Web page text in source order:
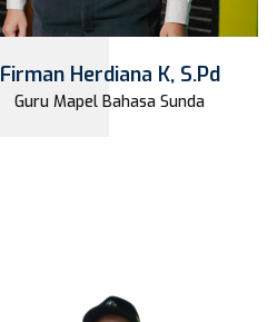
Firman Herdiana K, S.Pd
Guru Mapel Bahasa Sunda